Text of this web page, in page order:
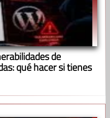
de
qué hacer si tienes